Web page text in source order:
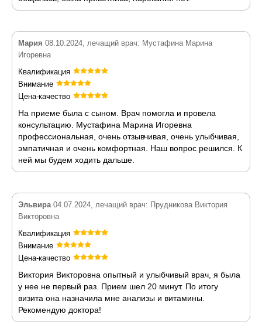
Мария 08.10.2024, лечащий врач: Мустафина Марина
Игоревна
Квалификация
Внимание
Цена-качество
На приеме была с сыном. Врач помогла и провела
консультацию. Мустафина Марина Игоревна
профессиональная, очень отзывчивая, очень улыбчивая,
эмпатичная и очень комфортная. Наш вопрос решился. К
ней мы будем ходить дальше.
Эльвира04.07.2024, лечащий врач: Прудникова Виктория
Викторовна
Квалификация
Внимание
Цена-качество
Виктория Викторовна опытный и улыбчивый врач, я была
у нее не первый раз. Прием шел 20 минут. По итогу
визита она назначила мне анализы и витамины.
Рекомендую доктора!